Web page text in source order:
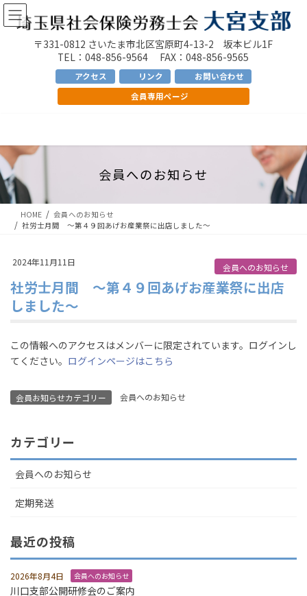
コ
ン
プ
ナ
ビ
動
〒331-0812 さいたま市北区宮原町4-13-2 坂本ビル1F
TEL：048-856-9564 FAX：048-856-9565
アクセス リンク
お問い合わせ
会員専用ページ
会員へのお知らせ
HOME
会員へのお知らせ
社労士月間 ～第４９回あげお産業祭に出店しました～
2024年11月11日 会員へのお知らせ
社労士月間 ～第４９回あげお産業祭に出店
しました～
この情報へのアクセスはメンバーに限定されています。ログインし
てください。 ログインページはこちら
会員お知らせカテゴリー 会員へのお知らせ
カテゴリー
会員へのお知らせ
定期発送
最近の投稿
2026年8月4日 会員へのお知らせ
川口支部公開研修会のご案内